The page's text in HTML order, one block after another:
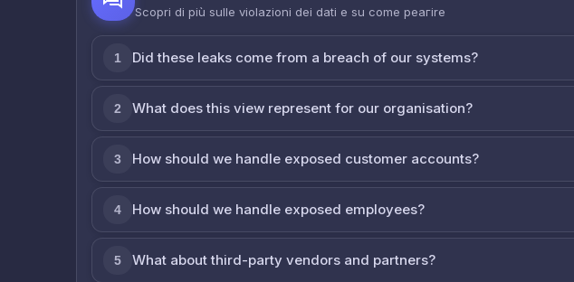
Scopri di più sulle violazioni dei dati e su come реагire
1 Did these leaks come from a breach of our systems?
2 What does this view represent for our organisation?
3 How should we handle exposed customer accounts?
4 How should we handle exposed employees?
5 What about third-party vendors and partners?